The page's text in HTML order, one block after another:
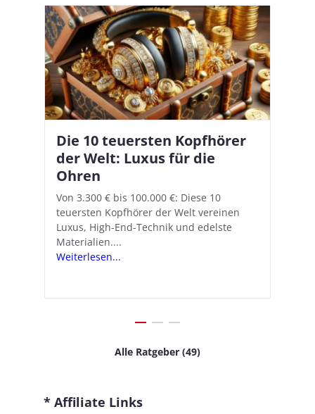
Die 10 teuersten Kopfhörer
der Welt: Luxus für die
Ohren
Von 3.300 € bis 100.000 €: Diese 10
teuersten Kopfhörer der Welt vereinen
Luxus, High-End-Technik und edelste
Materialien....
Weiterlesen...
Apple AirPods Pro 2 und iOS
18.1: So richtet ihr das neue
Hörgeräte-Feature ein
Mit iOS 18.1 und den AirPods Pro 2
verwandelt Apple seine In-Ear-Kopfhörer
in kostengünstige Hörhilfen. In wenigen
Schritten...
Weiterlesen...
Alle Ratgeber (49)
* Affiliate Links